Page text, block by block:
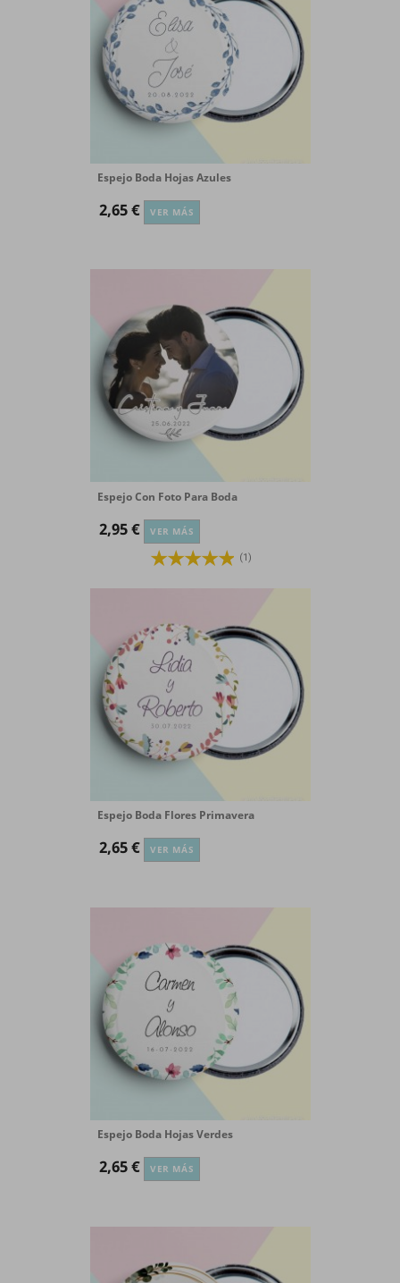
Espejo Boda Hojas Azules
2,65 € VER MÁS
Espejo Con Foto Para Boda
2,95 € VER MÁS
(1)
Espejo Boda Flores Primavera
2,65 € VER MÁS
Espejo Boda Hojas Verdes
2,65 € VER MÁS